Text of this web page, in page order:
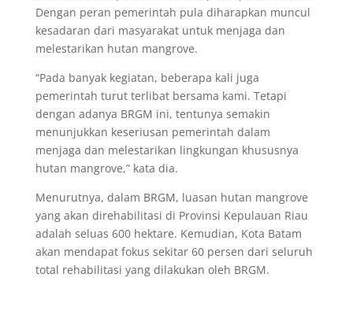
Dengan peran pemerintah pula diharapkan muncul
kesadaran dari masyarakat untuk menjaga dan
melestarikan hutan mangrove.
“Pada banyak kegiatan, beberapa kali juga
pemerintah turut terlibat bersama kami. Tetapi
dengan adanya BRGM ini, tentunya semakin
menunjukkan keseriusan pemerintah dalam
menjaga dan melestarikan lingkungan khususnya
hutan mangrove,” kata dia.
Menurutnya, dalam BRGM, luasan hutan mangrove
yang akan direhabilitasi di Provinsi Kepulauan Riau
adalah seluas 600 hektare. Kemudian, Kota Batam
akan mendapat fokus sekitar 60 persen dari seluruh
total rehabilitasi yang dilakukan oleh BRGM.